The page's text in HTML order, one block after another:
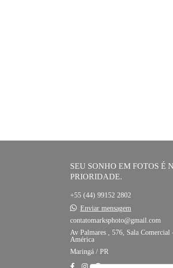
SEU SONHO EM FOTOS É
PRIORIDADE.
+55 (44) 99152 2802
Enviar mensagem
contatomarksphoto@gmail.com
Av Palmares , 576, Sala Comercial
América
Maringá / PR